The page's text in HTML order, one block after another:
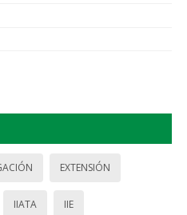
EXTENSIÓN
IIATA IIE